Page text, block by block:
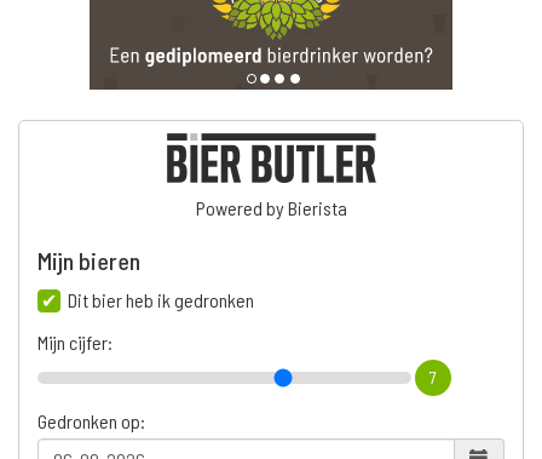
Powered by Bierista
Mijn bieren
Dit bier heb ik gedronken
Mijn cijfer:
7
Gedronken op: